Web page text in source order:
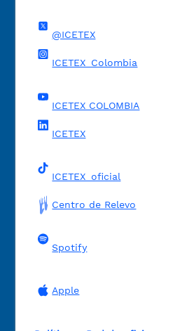
@ICETEX
ICETEX_Colombia
ICETEX COLOMBIA
ICETEX
ICETEX_oficial
Centro de Relevo
Spotify
Apple